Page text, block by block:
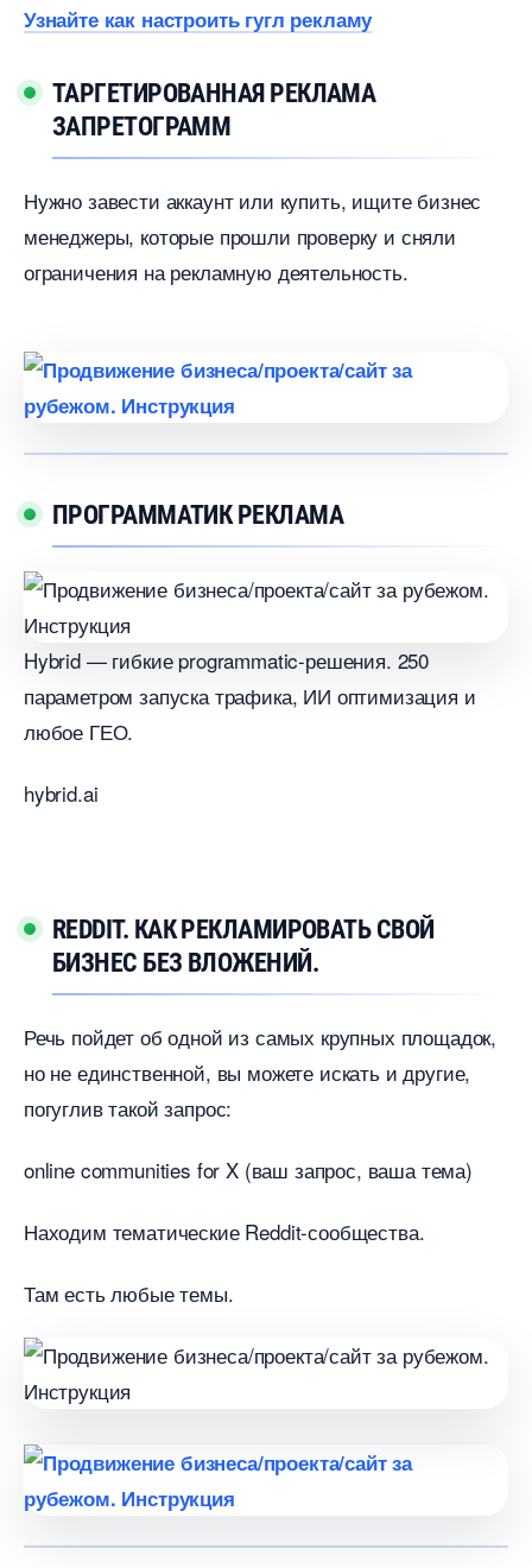
Узнайте как настроить гугл рекламу
ТАРГЕТИРОВАННАЯ РЕКЛАМА
ЗАПРЕТОГРАММ
Нужно завести аккаунт или купить, ищите бизнес
менеджеры, которые прошли проверку и сняли
ограничения на рекламную деятельность.
ПРОГРАММАТИК РЕКЛАМА
Hybrid — гибкие programmatic-решения. 250
параметром запуска трафика, ИИ оптимизация и
любое ГЕО.
hybrid.ai
REDDIT. КАК РЕКЛАМИРОВАТЬ СВОЙ
БИЗНЕС БЕЗ ВЛОЖЕНИЙ.
Речь пойдет об одной из самых крупных площадок,
но не единственной, вы можете искать и другие,
погуглив такой запрос:
online communities for X (ваш запрос, ваша тема)
Находим тематические Reddit-сообщества.
Там есть любые темы.